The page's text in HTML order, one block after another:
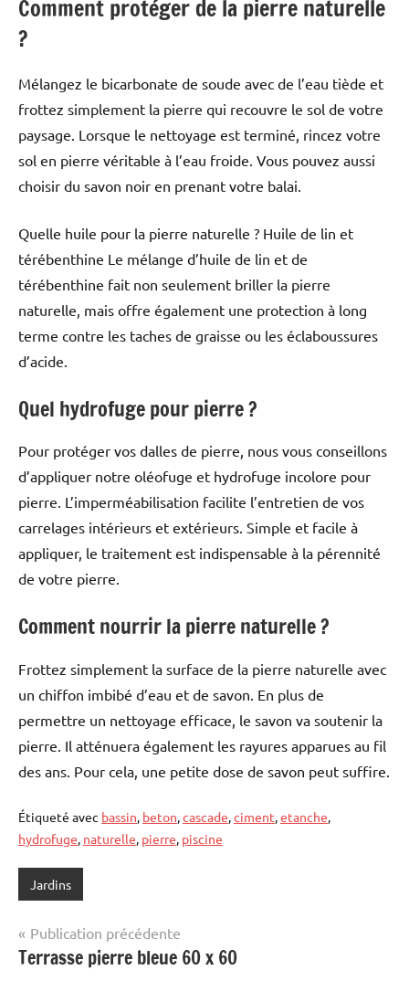
Comment protéger de la pierre naturelle
?
Mélangez le bicarbonate de soude avec de l’eau tiède et
frottez simplement la pierre qui recouvre le sol de votre
paysage. Lorsque le nettoyage est terminé, rincez votre
sol en pierre véritable à l’eau froide. Vous pouvez aussi
choisir du savon noir en prenant votre balai.
Quelle huile pour la pierre naturelle ? Huile de lin et
térébenthine Le mélange d’huile de lin et de
térébenthine fait non seulement briller la pierre
naturelle, mais offre également une protection à long
terme contre les taches de graisse ou les éclaboussures
d’acide.
Quel hydrofuge pour pierre ?
Pour protéger vos dalles de pierre, nous vous conseillons
d’appliquer notre oléofuge et hydrofuge incolore pour
pierre. L’imperméabilisation facilite l’entretien de vos
carrelages intérieurs et extérieurs. Simple et facile à
appliquer, le traitement est indispensable à la pérennité
de votre pierre.
Comment nourrir la pierre naturelle ?
Frottez simplement la surface de la pierre naturelle avec
un chiffon imbibé d’eau et de savon. En plus de
permettre un nettoyage efficace, le savon va soutenir la
pierre. Il atténuera également les rayures apparues au fil
des ans. Pour cela, une petite dose de savon peut suffire.
Étiqueté avec bassin, beton,cascade,ciment,etanche,
hydrofuge, naturelle, pierre, piscine
Jardins
Navigation
de
Publication précédente
Terrasse pierre bleue 60 x 60